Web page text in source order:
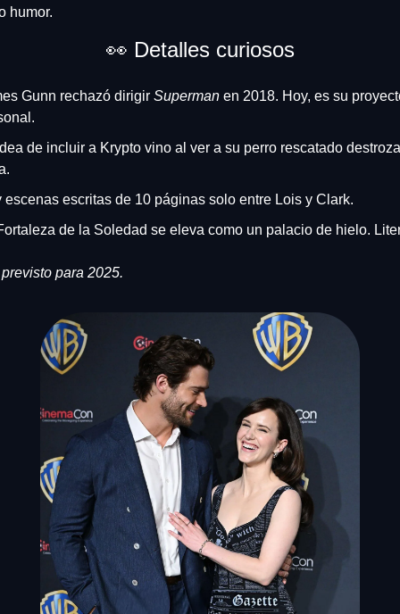
humor.
👀 Detalles curiosos
Gunn rechazó dirigir Superman en 2018. Hoy, es su
de incluir a Krypto vino al ver a su perro rescatado
escenas escritas de 10 páginas solo entre Lois y Clark.
de la Soledad se eleva como un palacio de hielo.
para 2025.